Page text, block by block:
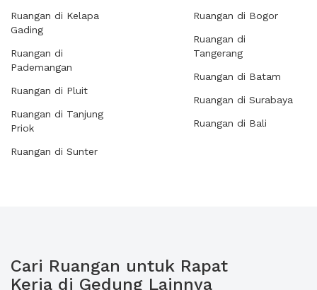
Ruangan di Kelapa
Gading
Ruangan di
Pademangan
Ruangan di Pluit
Ruangan di Tanjung
Priok
Ruangan di Sunter
Ruangan di Bogor
Ruangan di
Tangerang
Ruangan di Batam
Ruangan di Surabaya
Ruangan di Bali
Cari Ruangan untuk Rapat
Kerja di Gedung Lainnya